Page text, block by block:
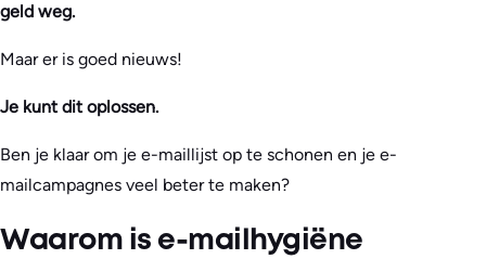
geld weg.
Maar er is goed nieuws!
Je kunt dit oplossen.
Ben je klaar om je e-maillijst op te schonen en je e-
mailcampagnes veel beter te maken?
Waarom is e-mailhygiëne